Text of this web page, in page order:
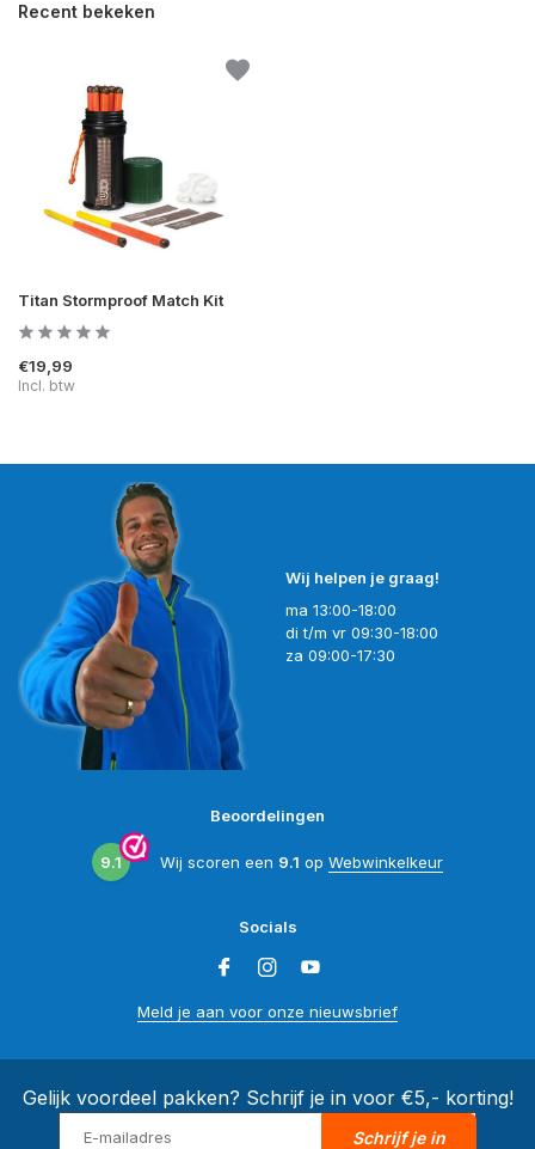
Recent bekeken
Titan Stormproof Match Kit
€19,99
Incl. btw
Wij helpen je graag!
ma 13:00-18:00
di t/m vr 09:30-18:00
za 09:00-17:30
Beoordelingen
9.1 Wij scoren een 9.1 op Webwinkelkeur
Socials
Meld je aan voor onze nieuwsbrief
Gelijk voordeel pakken? Schrijf je in voor €5,- korting!
Schrijf je in